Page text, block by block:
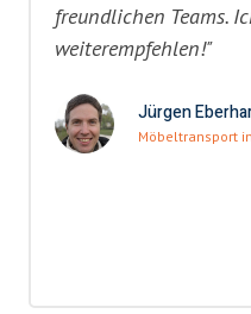
freundlichen Teams.
weiterempfehlen!"
Jürgen
Möbeltransport